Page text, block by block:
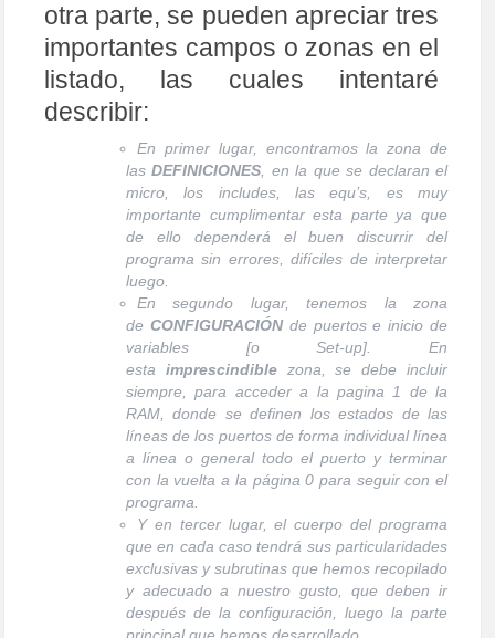
otra parte, se pueden apreciar tres
importantes campos o zonas en el
listado, las cuales intentaré
describir:
En primer lugar, encontramos la zona de
lasDEFINICIONES , en la que se declaran el
micro, los includes, las equ’s, es muy
importante cumplimentar esta parte ya que
de ello dependerá el buen discurrir del
programa sin errores, difíciles de interpretar
luego.
En segundo lugar, tenemos la zona
de CONFIGURACIÓNde puertos e inicio de
variables [o Set-up]. En
esta imprescindiblezona, se debe incluir
siempre, para acceder a la pagina 1 de la
RAM, donde se definen los estados de las
líneas de los puertos de forma individual línea
a línea o general todo el puerto y terminar
con la vuelta a la página 0 para seguir con el
programa.
Y en tercer lugar, el cuerpo del programa
que en cada caso tendrá sus particularidades
exclusivas y subrutinas que hemos recopilado
y adecuado a nuestro gusto, que deben ir
después de la configuración, luego la parte